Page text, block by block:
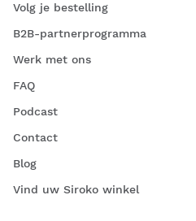
Volg je bestelling
B2B-partnerprogramma
Werk met ons
FAQ
Podcast
Contact
Blog
Vind uw Siroko winkel